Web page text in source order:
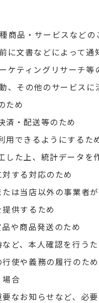
商品・サービスなどの
に文書などによって通
ケティングリサーチ等
、その他のサービスに
ため
済・配送等のため
できるようにするた
た上、統計データを
する対応のため
は当店以外の事業者
供するため
や商品発送のため
ど、本人確認を行うた
使や義務の履行のため
合
なお知らせなど、必